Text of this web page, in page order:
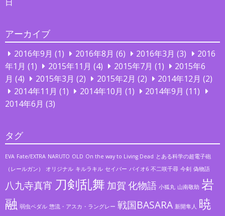
アーカイブ
2016年9月 (1) 2016年8月 (6) 2016年3月 (3)
2016
年1月 (1) 2015年11月 (4) 2015年7月 (1)
2015年6
月 (4) 2015年3月 (2) 2015年2月 (2) 2014年12月 (2)
2014年11月 (1) 2014年10月 (1) 2014年9月 (11)
2014年6月 (3)
タグ
EVA Fate/EXTRA NARUTO OLD On the way to Living Dead とある科学の超電子砲
（レールガン）
オリジナル キルラキル セイバー バイオ6 不二咲千尋 今剣 偽物語
八九寺真宵 刀剣乱舞 加賀化物語 小狐丸 山南敬助 岩
融 弱虫ペダル 惣流・アスカ・ラングレー 戦国BASARA 新開隼人 暁